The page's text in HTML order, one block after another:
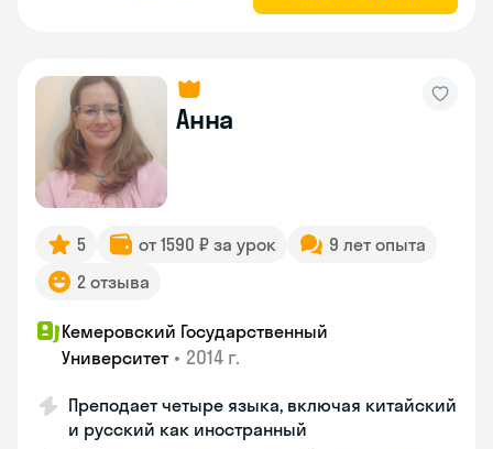
Анна
5 от 1590 ₽ за урок
9 лет опыта
2 отзыва
Кемеровский Государственный
Университет • 2014 г.
Преподает четыре языка, включая китайский
и русский как иностранный